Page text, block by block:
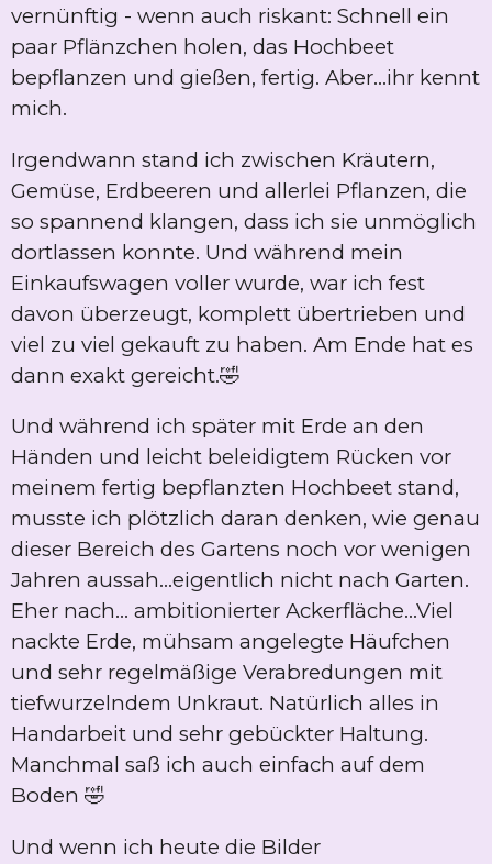
vernünftig - wenn auch riskant: Schnell ein
paar Pflänzchen holen, das Hochbeet
bepflanzen und gießen, fertig. Aber...ihr kennt
mich.
Irgendwann stand ich zwischen Kräutern,
Gemüse, Erdbeeren und allerlei Pflanzen, die
so spannend klangen, dass ich sie unmöglich
dortlassen konnte. Und während mein
Einkaufswagen voller wurde, war ich fest
davon überzeugt, komplett übertrieben und
viel zu viel gekauft zu haben. Am Ende hat es
dann exakt gereicht.🤣
Und während ich später mit Erde an den
Händen und leicht beleidigtem Rücken vor
meinem fertig bepflanzten Hochbeet stand,
musste ich plötzlich daran denken, wie genau
dieser Bereich des Gartens noch vor wenigen
Jahren aussah...eigentlich nicht nach Garten.
Eher nach… ambitionierter Ackerfläche...Viel
nackte Erde, mühsam angelegte Häufchen
und sehr regelmäßige Verabredungen mit
tiefwurzelndem Unkraut. Natürlich alles in
Handarbeit und sehr gebückter Haltung.
Manchmal saß ich auch einfach auf dem
Boden 🤣
Und wenn ich heute die Bilder